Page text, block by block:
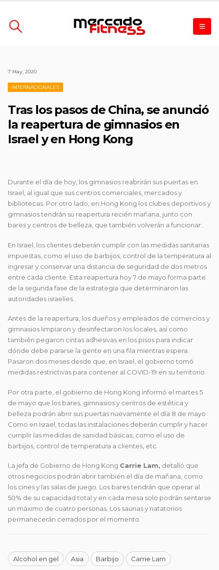
7 May, 2020
INTERNACIONALES
Tras los pasos de China, se anunció
la reapertura de gimnasios en
Israel y en Hong Kong
Durante el día de hoy, los gimnasios reabrirán sus puertas en
Israel, al igual que sus centros comerciales, mercados y
bibliotecas. Por otro lado, en Hong Kong los clubes deportivos y
gimnasios tendrán su reapertura recién mañana, junto con
bares y centros de belleza, que también volverán a funcionar.
En Israel, los clientes deberán cumplir con las medidas sanitarias
impuestas, como el uso de barbijos, control de la temperatura al
ingresar y conservar una distancia de seguridad de dos metros
entre cada cliente. Esta reapertura hoy 7 de mayo forma parte
de la segunda fase de la estrategia que determinaron las
autoridades israelíes.
Antes de la reapertura, los dueños y empleados de comercios y
gimnasios limpiaron y desinfectaron los locales, así como
también pegaron cintas adhesivas en los pisos para indicar
dónde debe pararse la gente en una fila mientras espera.
Pasaron dos meses desde que, en Israel, el gobierno tomó
medidas restrictivas para contener al COVID-19 en su territorio.
Por otra parte, el gobierno de Hong Kong informó el martes 5
de mayo que los bares, gimnasios y centros de estética y
belleza podrán abrir sus puertas nuevamente el día 8 de mayo.
Como en Israel, todas las instalaciones deberán cumplir y hacer
cumplir las medidas de sanidad básicas, como el uso de
barbijos, control de temperatura a clientes, etc.
La jefa de Gobierno de Hong Kong Carrie Lam, detalló que
otros negocios podrán abrir también el día de mañana, como
los cines y las salas de juego. Los bares tendrán que operar al
50% de su capacidad total y en cada mesa solo podrán sentarse
un máximo de cuatro personas. Los saunas y natatorios
permanecerán cerrados por el momento.
Alcohol en gel Asia Barbijo Carrie Lam